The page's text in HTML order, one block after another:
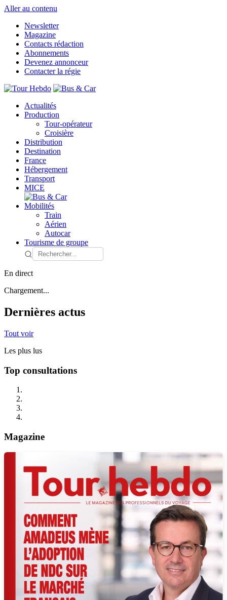
Aller au contenu
Newsletter
Magazine
Contacts rédaction
Abonnements
Devenez annonceur
Contacter la régie
Actualités
Production
Tour-opérateur
Croisière
Distribution
Destination
France
Hébergement
Transport
MICE
Mobilités
Train
Aérien
Autocar
Tourisme de groupe
En direct
Chargement...
Dernières actus
Tout voir
Les plus lus
Top consultations
Magazine